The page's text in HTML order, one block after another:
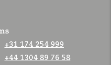
+31 174 254 999
+44 1304 89 76 58